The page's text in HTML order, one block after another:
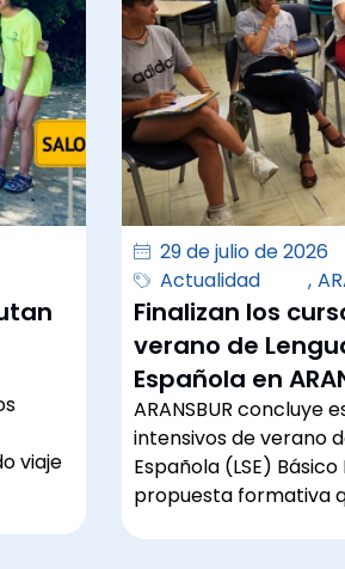
viaje
29 de julio de 2026
Actualidad
,
Finalizan los
verano de
Española en
ARANSBUR concluye
intensivos de verano
Española (LSE) Básico
propuesta formativa